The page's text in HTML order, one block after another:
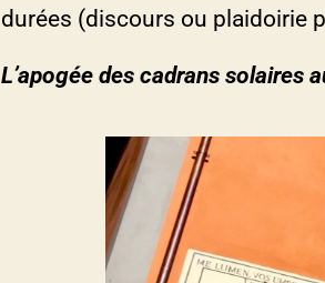
durées (discours ou plaidoirie
L’apogée des cadrans solaires